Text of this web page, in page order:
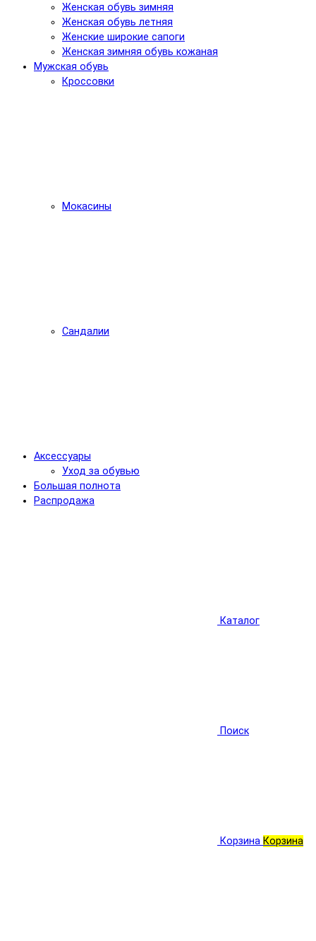
Женская обувь зимняя
Женская обувь летняя
Женские широкие сапоги
Женская зимняя обувь кожаная
Мужская обувь
Кроссовки
Мокасины
Сандалии
Аксессуары
Уход за обувью
Большая полнота
Распродажа
Каталог
Поиск
Корзина Корзина